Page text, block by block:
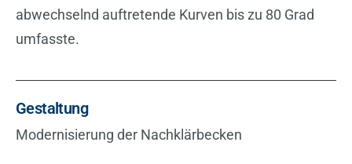
abwechselnd auftretende Kurven bis zu 80 Grad
umfasste.
Gestaltung
Modernisierung der Nachklärbecken